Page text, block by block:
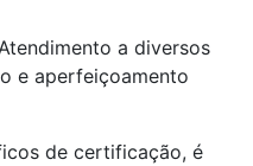
a diversos
e aperfeiçoamento
de certificação, é